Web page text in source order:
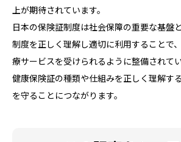
上が期待されています。
日本の保険証制度は社会保障の重要な基盤
制度を正しく理解し適切に利用することで
療サービスを受けられるように整備されてい
健康保険証の種類や仕組みを正しく理解す
を守ることにつながります。